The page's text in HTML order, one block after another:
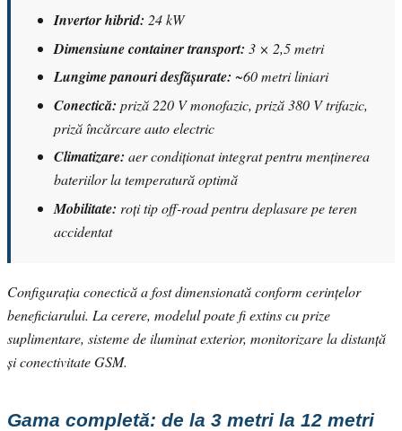
Invertor hibrid: 24 kW
Dimensiune container transport: 3 × 2,5 metri
Lungime panouri desfășurate: ~60 metri liniari
Conectică: priză 220 V monofazic, priză 380 V trifazic,
priză încărcare auto electric
Climatizare: aer condiționat integrat pentru menținerea
bateriilor la temperatură optimă
Mobilitate: roți tip off-road pentru deplasare pe teren
accidentat
Configurația conectică a fost dimensionată conform cerințelor
beneficiarului. La cerere, modelul poate fi extins cu prize
suplimentare, sisteme de iluminat exterior, monitorizare la distanță
și conectivitate GSM.
Gama completă: de la 3 metri la 12 metri